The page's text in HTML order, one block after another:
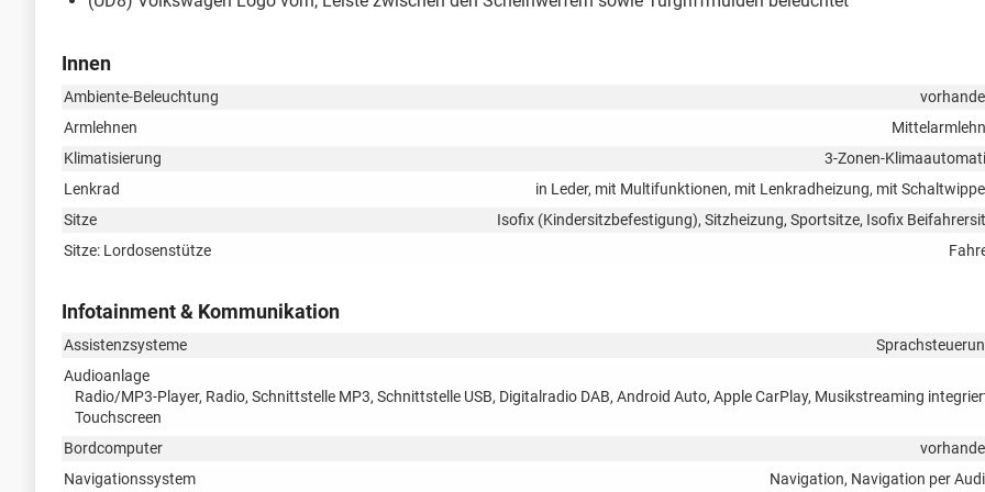
Innen
Ambiente-Beleuchtung
Armlehnen
Klimatisierung
3-Zonen-
Lenkrad
in Leder, mit Multifunktionen, mit Lenkradheizung, mit
Sitze
Isofix (Kindersitzbefestigung), Sitzheizung, Sportsitze, Isofix
Sitze: Lordosenstütze
Infotainment & Kommunikation
Assistenzsysteme
Audioanlage
Radio/MP3-Player, Radio, Schnittstelle MP3, Schnittstelle USB, Digitalradio DAB, Android Auto, Apple CarPlay, Musikstreaming
Touchscreen
Bordcomputer
Navigationssystem
Navigation, Navigation per